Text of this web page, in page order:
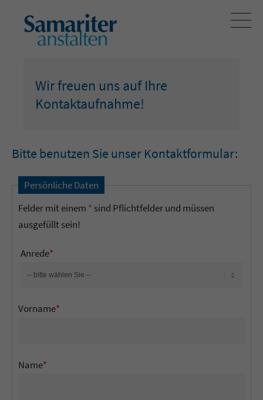
Wir freuen uns auf Ihre
Kontaktaufnahme!
Bitte benutzen Sie unser Kontaktformular:
Persönliche Daten
Felder mit einem * sind Pflichtfelder und müssen
ausgefüllt sein!
Anrede*
Vorname*
Name*